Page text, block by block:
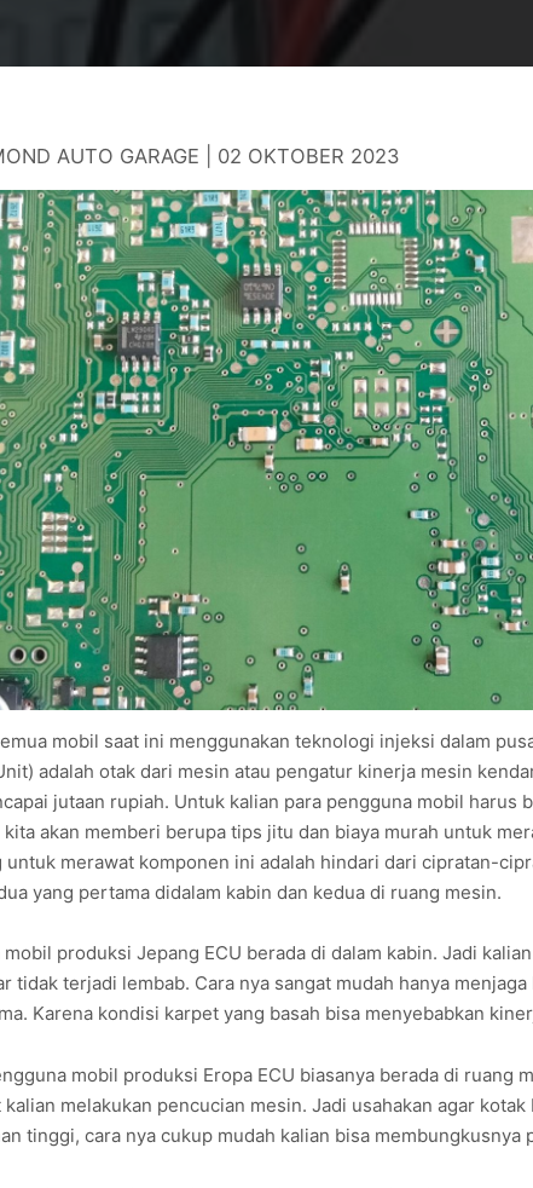
AUTO GARAGE | 02 OKTOBER 2023
mobil saat ini menggunakan teknologi injeksi dalam
adalah otak dari mesin atau pengatur kinerja mesin
jutaan rupiah. Untuk kalian para pengguna mobil harus
akan memberi berupa tips jitu dan biaya murah untuk
untuk merawat komponen ini adalah hindari dari cipratan-
yang pertama didalam kabin dan kedua di ruang mesin.
mobil produksi Jepang ECU berada di dalam kabin. Jadi
tidak terjadi lembab. Cara nya sangat mudah hanya
Karena kondisi karpet yang basah bisa menyebabkan
mobil produksi Eropa ECU biasanya berada di ruang
kalian melakukan pencucian mesin. Jadi usahakan agar
tinggi, cara nya cukup mudah kalian bisa membungkusnya